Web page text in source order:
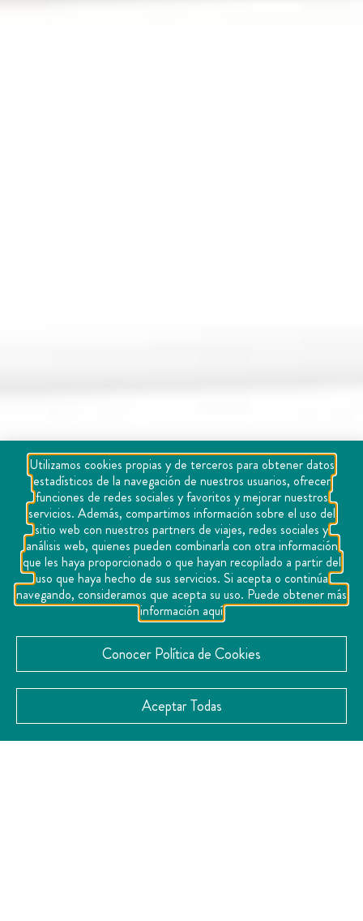
Utilizamos cookies propias y de terceros para obtener datos
estadísticos de la navegación de nuestros usuarios, ofrecer
funciones de redes sociales y favoritos y mejorar nuestros
servicios. Además, compartimos información sobre el uso del
sitio web con nuestros partners de viajes, redes sociales y
análisis web, quienes pueden combinarla con otra información
que les haya proporcionado o que hayan recopilado a partir del
uso que haya hecho de sus servicios. Si acepta o continúa
navegando, consideramos que acepta su uso. Puede obtener más
información aquí
Conocer Política de Cookies
Aceptar Todas